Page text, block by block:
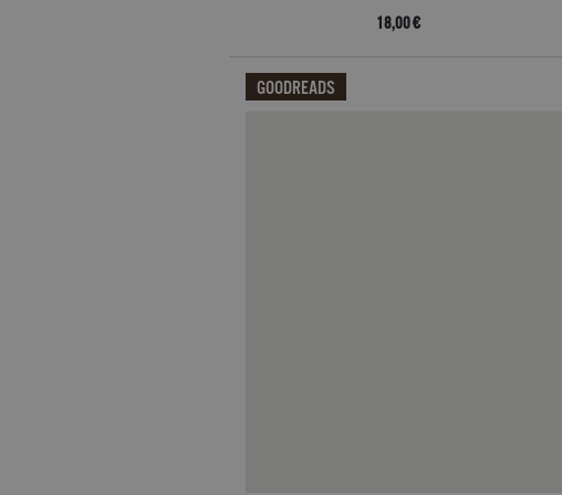
18,00 €
GOODREADS